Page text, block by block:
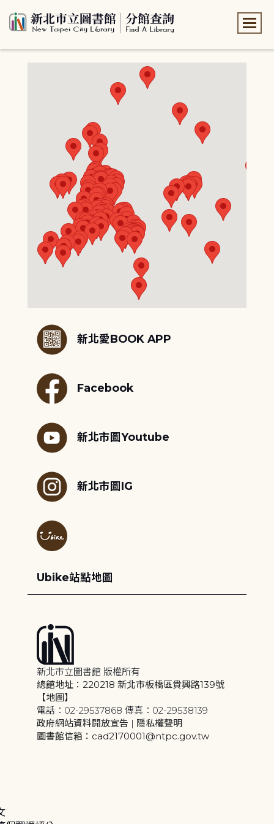
新北愛BOOK APP
Facebook
新北市圖Youtube
新北市圖IG
Ubike站點地圖
新北市立圖書館 版權所有
總館地址：220218 新北市板橋區貴興路139號
【地圖】
電話：02-29537868 傳真：02-29538139
政府網站資料開放宣告 | 隱私權聲明
圖書館信箱：cad2170001@ntpc.gov.tw